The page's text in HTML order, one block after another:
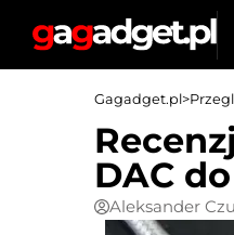
Gagadget.pl>
DAC
Aleksander